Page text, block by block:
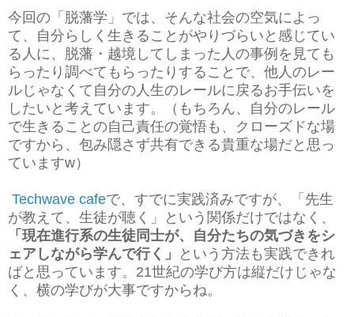
今回の「脱藩学」では、そんな社会の空気によっ
て、自分らしく生きることがやりづらいと感じてい
る人に、脱藩・越境してしまった人の事例を見ても
らったり調べてもらったりすることで、他人のレー
ルじゃなくて自分の人生のレールに戻るお手伝いを
したいと考えています。（もちろん、自分のレール
で生きることの自己責任の覚悟も、クローズドな場
ですから、包み隠さず共有できる貴重な場だと思っ
ていますw）
Techwave cafeで、すでに実践済みですが、「先生
が教えて、生徒が聴く」という関係だけではなく、
「現在進行系の生徒同士が、自分たちの気づきをシ
ェアしながら学んで行く」
という方法も実践できれ
ばと思っています。21世紀の学び方は縦だけじゃな
く、横の学びが大事ですからね。